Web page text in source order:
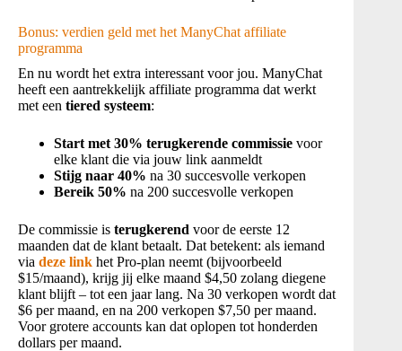
Bonus: verdien geld met het ManyChat affiliate
programma
En nu wordt het extra interessant voor jou. ManyChat
heeft een aantrekkelijk affiliate programma dat werkt
met een tiered systeem:
Start met 30% terugkerende commissie voor
elke klant die via jouw link aanmeldt
Stijg naar 40% na 30 succesvolle verkopen
Bereik 50% na 200 succesvolle verkopen
De commissie is terugkerend voor de eerste 12
maanden dat de klant betaalt. Dat betekent: als iemand
via deze link het Pro-plan neemt (bijvoorbeeld
$15/maand), krijg jij elke maand $4,50 zolang diegene
klant blijft – tot een jaar lang. Na 30 verkopen wordt dat
$6 per maand, en na 200 verkopen $7,50 per maand.
Voor grotere accounts kan dat oplopen tot honderden
dollars per maand.